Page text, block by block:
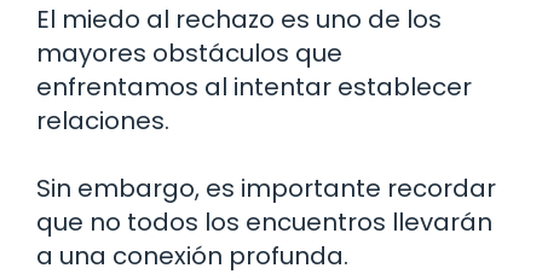
El miedo al rechazo es uno de los
mayores obstáculos que
enfrentamos al intentar establecer
relaciones.
Sin embargo, es importante recordar
que no todos los encuentros llevarán
a una conexión profunda.